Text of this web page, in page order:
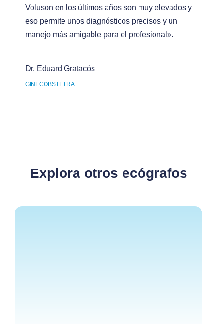
Voluson en los últimos años son muy elevados y
eso permite unos diagnósticos precisos y un
manejo más amigable para el profesional».
Dr. Eduard Gratacós
GINECOBSTETRA
Explora otros ecógrafos